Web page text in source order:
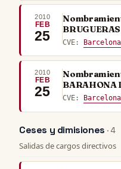
2010
FEB
25 CVE:
2010
FEB
25
BARAHONA
CVE:
Ceses y dimisiones · 4
Salidas de cargos directivos